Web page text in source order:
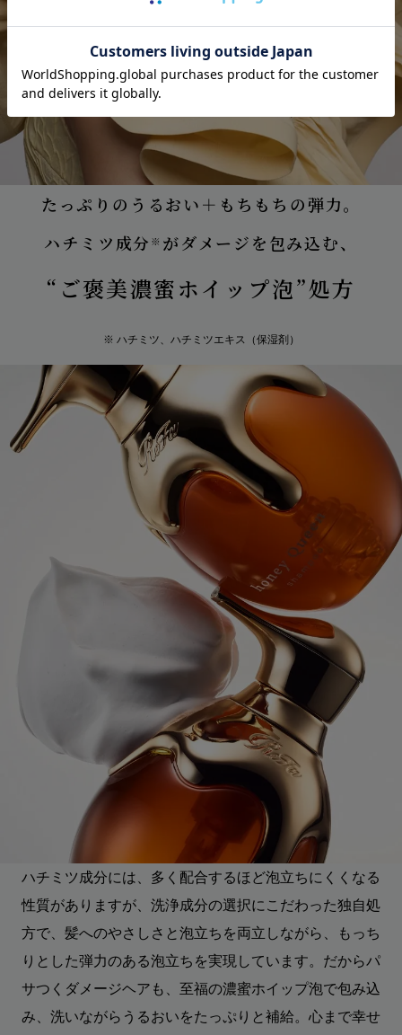
たっぷりのうるおい＋もちもちの弾力。
ハチミツ成分 ※ がダメージを包み込む、
“ご褒美濃蜜ホイップ泡”処方
※ ハチミツ、ハチミツエキス（保湿剤）
ハチミツ成分には、多く配合するほど泡立ちにくくなる
性質がありますが、洗浄成分の選択にこだわった独自処
方で、髪へのやさしさと泡立ちを両立しながら、もっち
りとした弾力のある泡立ちを実現しています。だからパ
サつくダメージヘアも、至福の濃蜜ホイップ泡で包み込
み、洗いながらうるおいをたっぷりと補給。心まで幸せ